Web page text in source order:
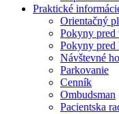
Praktické
Orientačný
Pokyny pred
Pokyny pred
Návštevné
Parkovanie
Cenník
Ombudsman
Pacientska